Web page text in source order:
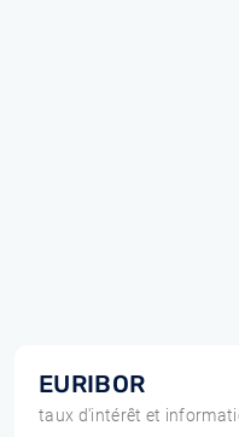
EURIBOR
taux d'intérêt et